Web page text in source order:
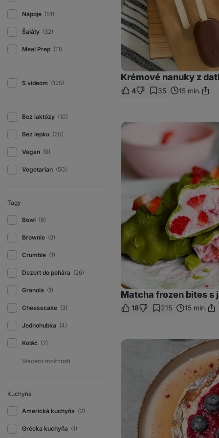
Nápoje (51)
Šaláty (32)
Meal Prep (11)
S videom (125)
Bez laktózy (10)
Bez lepku (20)
Vegan (9)
Vegetarian (50)
Tagy
Bowl (6)
Brownie (3)
Crumble (1)
Dezert do pohára (26)
Granola (1)
Cheesecake (3)
Jednohubka (4)
Koláč (2)
Kuchyňa
Americká kuchyňa (2)
Grécka kuchyňa (1)
Krémové nanuky z
4 35 15 min.Zdieľať
Matcha
Matcha frozen bites s
18 215 15 min.
Lievance